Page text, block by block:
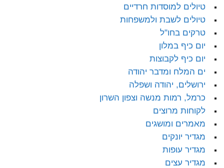
טיולים למוסדות חרדיים
טיולים לשבת ולמשפחות
טרקים בחו"ל
יום כיף במלון
יום כיף לקבוצות
ים המלח ומדבר יהודה
ירושלים, יהודה ושפלה
כרמל, רמות מנשה וצפון השרון
לקוחות מרוצים
מאמרים ומושגים
מגדיר יונקים
מגדיר עופות
מגדיר עצים